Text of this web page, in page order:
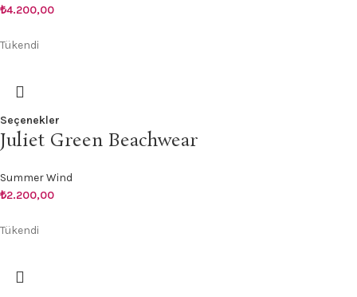
₺4.200,00
Tükendi
Seçenekler
Juliet Green Beachwear
Summer Wind
₺2.200,00
Tükendi